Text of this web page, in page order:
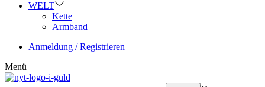
WELT
Kette
Armband
Anmeldung / Registrieren
Menü